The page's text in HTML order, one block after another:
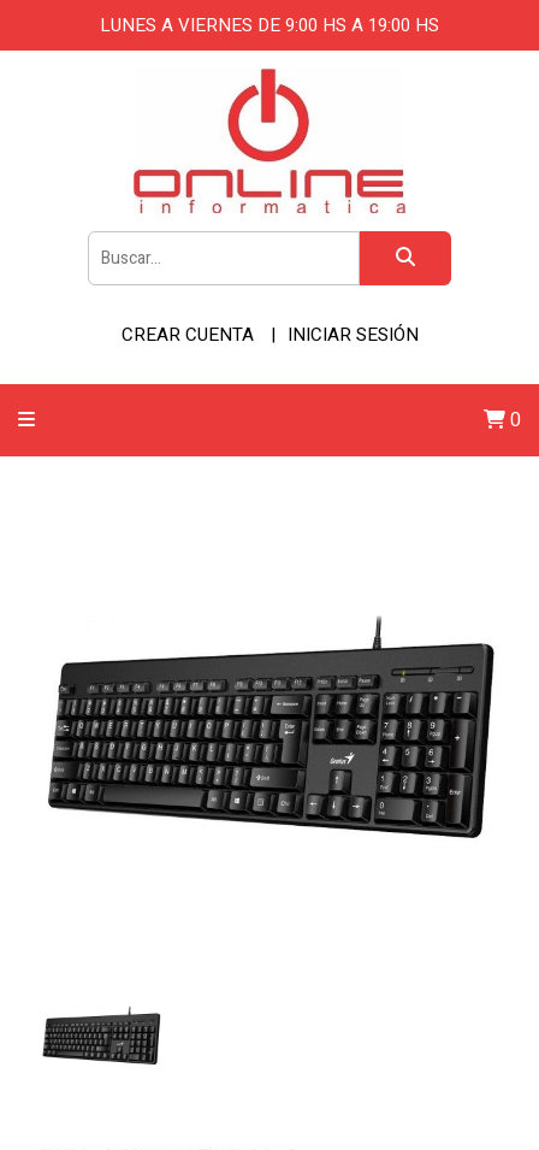
LUNES A VIERNES DE 9:00 HS A 19:00 HS
CREAR CUENTA INICIAR SESIÓN
0